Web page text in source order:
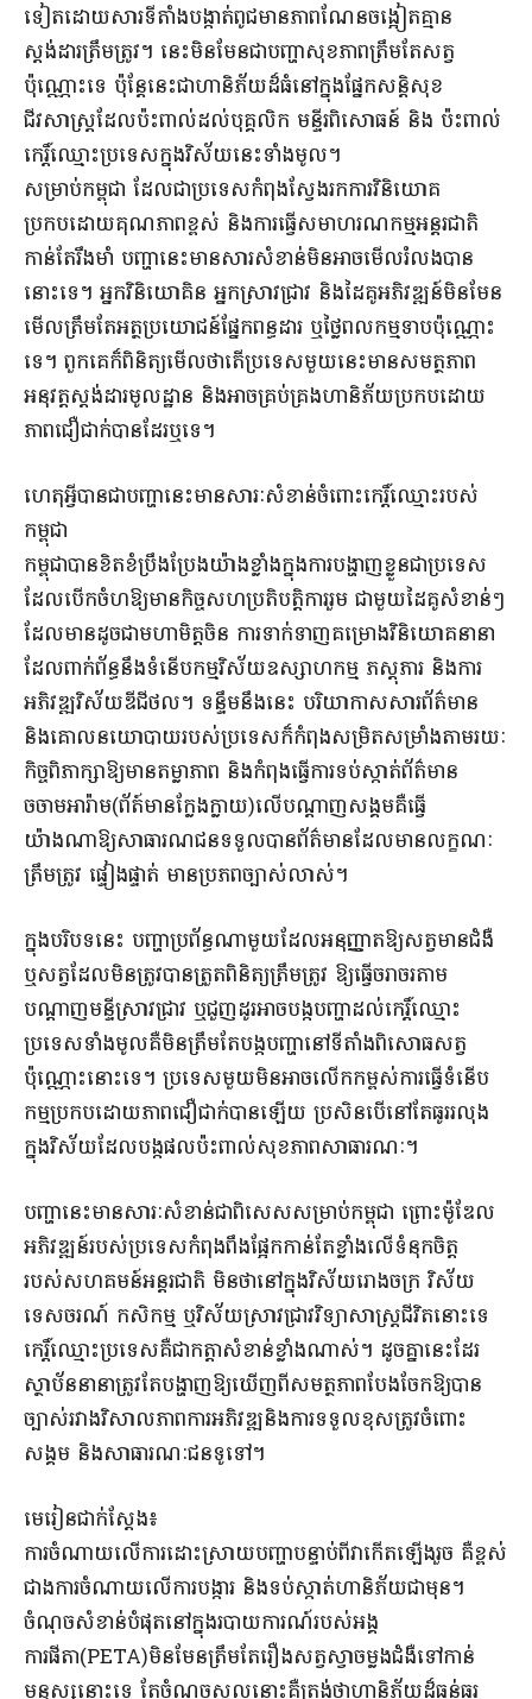
ទៀតដោយសារទីតាំងបង្កាត់ពូជមានភាពណែនចង្អៀតគ្មាន
ស្តង់ដារត្រឹមត្រូវ។ នេះមិនមែនជាបញ្ហាសុខភាពត្រឹមតែសត្វ
ប៉ុណ្ណោះទេ ប៉ុន្តែនេះជាហានិភ័យដ៏ធំនៅក្នុងផ្នែកសន្តិសុខ
ជីវសាស្ត្រដែលប៉ះពាល់ដល់បុគ្គលិក មន្ទីរពិសោធន៍ និង ប៉ះពាល់
កេរ្តិ៍ឈ្មោះប្រទេសក្នុងវិស័យនេះទាំងមូល។
សម្រាប់កម្ពុជា ដែលជាប្រទេសកំពុងស្វែងរកការវិនិយោគ
ប្រកបដោយគុណភាពខ្ពស់ និងការធ្វើសមាហរណកម្មអន្តរជាតិ
កាន់តែរឹងមាំ បញ្ហានេះមានសារសំខាន់មិនអាចមើលរំលងបាន
នោះទេ។ អ្នកវិនិយោគិន អ្នកស្រាវជ្រាវ និងដៃគូអភិវឌ្ឍន៍មិនមែន
មើលត្រឹមតែអត្ថប្រយោជន៍ផ្នែកពន្ធដារ ឬថ្លៃពលកម្មទាបប៉ុណ្ណោះ
ទេ។ ពួកគេក៏ពិនិត្យមើលថាតើប្រទេសមួយនេះមានសមត្ថភាព
អនុវត្តស្តង់ដារមូលដ្ឋាន និងអាចគ្រប់គ្រងហានិភ័យប្រកបដោយ
ភាពជឿជាក់បានដែរឬទេ។
ហេតុអ្វីបានជាបញ្ហានេះមានសារៈសំខាន់ចំពោះកេរ្តិ៍ឈ្មោះរបស់
កម្ពុជា
កម្ពុជាបានខិតខំប្រឹងប្រែងយ៉ាងខ្លាំងក្នុងការបង្ហាញខ្លួនជាប្រទេស
ដែលបើកចំហឱ្យមានកិច្ចសហប្រតិបត្តិការរួម ជាមួយដៃគូសំខាន់ៗ
ដែលមានដូចជាមហាមិត្តចិន ការទាក់ទាញគម្រោងវិនិយោគនានា
ដែលពាក់ព័ន្ធនឹងទំនើបកម្មវិស័យឧស្សាហកម្ម ភស្តុភារ និងការ
អភិវឌ្ឍវិស័យឌីជីថល។ ទន្ទឹមនឹងនេះ បរិយាកាសសារព័ត៌មាន
និងគោលនយោបាយរបស់ប្រទេសក៏កំពុងសម្រិតសម្រាំងតាមរយៈ
កិច្ចពិភាក្សាឱ្យមានតម្លាភាព និងកំពុងធ្វើការទប់ស្កាត់ព័ត៌មាន
ចចាមអារ៉ាម(ព័ត៍មានក្លែងក្លាយ)លើបណ្តាញសង្គមគឺធ្វើ
យ៉ាងណាឱ្យសាធារណជនទទួលបានព័ត៌មានដែលមានលក្ខណៈ
ត្រឹមត្រូវ ផ្ទៀងផ្ទាត់ មានប្រភពច្បាស់លាស់។
ក្នុងបរិបទនេះ បញ្ហាប្រព័ន្ធណាមួយដែលអនុញ្ញាតឱ្យសត្វមានជំងឺ
ឬសត្វដែលមិនត្រូវបានត្រួតពិនិត្យត្រឹមត្រូវ ឱ្យធ្វើចរាចរតាម
បណ្តាញមន្ទីស្រាវជ្រាវ ឬជួញដូរអាចបង្កបញ្ហាដល់កេរ្តិ៍ឈ្មោះ
ប្រទេសទាំងមូលគឺមិនត្រឹមតែបង្កបញ្ហានៅទីតាំងពិសោធសត្វ
ប៉ុណ្ណោះនោះទេ។ ប្រទេសមួយមិនអាចលើកកម្ពស់ការធ្វើទំនើប
កម្មប្រកបដោយភាពជឿជាក់បានឡើយ ប្រសិនបើនៅតែធូររលុង
ក្នុងវិស័យដែលបង្កផលប៉ះពាល់សុខភាពសាធារណៈ។
បញ្ហានេះមានសារៈសំខាន់ជាពិសេសសម្រាប់កម្ពុជា ព្រោះម៉ូឌែល
អភិវឌ្ឍន៍របស់ប្រទេសកំពុងពឹងផ្អែកកាន់តែខ្លាំងលើទំនុកចិត្ត
របស់សហគមន៍អន្តរជាតិ មិនថានៅក្នុងវិស័យរោងចក្រ វិស័យ
ទេសចរណ៍ កសិកម្ម ឬវិស័យស្រាវជ្រាវវិទ្យាសាស្ត្រជីវិតនោះទេ
កេរ្តិ៍ឈ្មោះប្រទេសគឺជាកត្តាសំខាន់ខ្លាំងណាស់។ ដូចគ្នានេះដែរ
ស្ថាប័ននានាត្រូវតែបង្ហាញឱ្យឃើញពីសមត្ថភាពបែងចែកឱ្យបាន
ច្បាស់រវាងវិសាលភាពការអភិវឌ្ឍនិងការទទួលខុសត្រូវចំពោះ
សង្គម និងសាធារណៈជនទូទៅ។
មេរៀនជាក់ស្តែង៖
ការចំណាយលើការដោះស្រាយបញ្ហាបន្ទាប់ពីវាកើតឡើងរួច គឺខ្ពស់
ជាងការចំណាយលើការបង្ការ និងទប់ស្កាត់ហានិភ័យជាមុន។
ចំណុចសំខាន់បំផុតនៅក្នុងរបាយការណ៍របស់អង្គ
ការផីតា(PETA)មិនមែនត្រឹមតែរឿងសត្វស្វាចម្លងជំងឺទៅកាន់
មនុស្សនោះទេ តែចំណុចស្នូលនោះគឺត្រង់ថាហានិភ័យដ៏ធ្ងន់ធ្ងរ